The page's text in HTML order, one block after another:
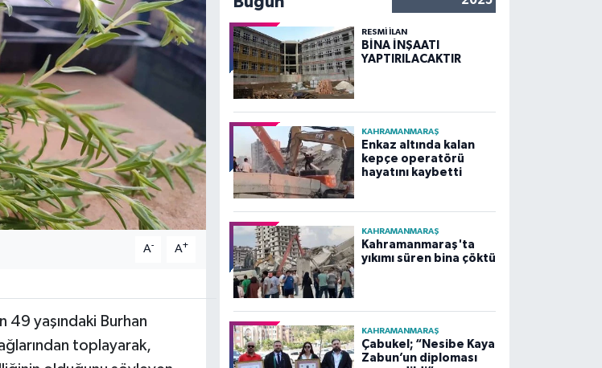
A- A+
49 yaşındaki Burhan
toplayarak,
RESMİ İLAN
BİNA İNŞAATI
YAPTIRILACAKTIR
KAHRAMANMARAŞ
Enkaz altında kalan
kepçe operatörü
hayatını kaybetti
KAHRAMANMARAŞ
Kahramanmaraş'ta
yıkımı süren bina çöktü
KAHRAMANMARAŞ
Çabukel; “Nesibe Kaya
Zabun’un diploması